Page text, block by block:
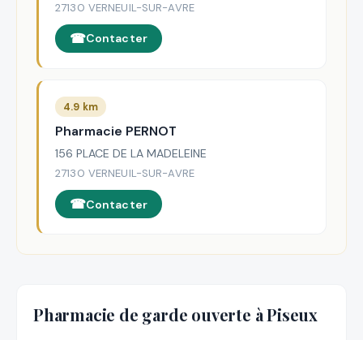
27130 VERNEUIL-SUR-AVRE
Contacter
4.9 km
Pharmacie PERNOT
156 PLACE DE LA MADELEINE
27130 VERNEUIL-SUR-AVRE
Contacter
Pharmacie de garde ouverte à Piseux